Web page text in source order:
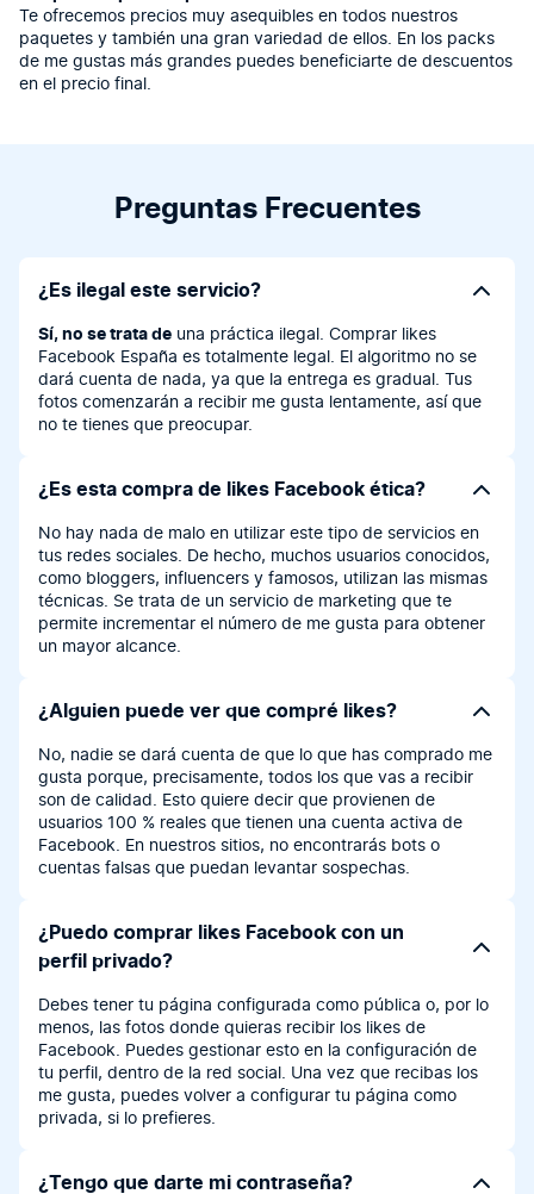
Te ofrecemos precios muy asequibles en todos nuestros
paquetes y también una gran variedad de ellos. En los packs
de me gustas más grandes puedes beneficiarte de descuentos
en el precio final.
Preguntas Frecuentes
¿Es ilegal este servicio?
Sí, no se trata deuna práctica ilegal. Comprar likes
Facebook España es totalmente legal. El algoritmo no se
dará cuenta de nada, ya que la entrega es gradual. Tus
fotos comenzarán a recibir me gusta lentamente, así que
no te tienes que preocupar.
¿Es esta compra de likes Facebook ética?
No hay nada de malo en utilizar este tipo de servicios en
tus redes sociales. De hecho, muchos usuarios conocidos,
como bloggers, influencers y famosos, utilizan las mismas
técnicas. Se trata de un servicio de marketing que te
permite incrementar el número de me gusta para obtener
un mayor alcance.
¿Alguien puede ver que compré likes?
No, nadie se dará cuenta de que lo que has comprado me
gusta porque, precisamente, todos los que vas a recibir
son de calidad. Esto quiere decir que provienen de
usuarios 100 % reales que tienen una cuenta activa de
Facebook. En nuestros sitios, no encontrarás bots o
cuentas falsas que puedan levantar sospechas.
¿Puedo comprar likes Facebook con un
perfil privado?
Debes tener tu página configurada como pública o, por lo
menos, las fotos donde quieras recibir los likes de
Facebook. Puedes gestionar esto en la configuración de
tu perfil, dentro de la red social. Una vez que recibas los
me gusta, puedes volver a configurar tu página como
privada, si lo prefieres.
¿Tengo que darte mi contraseña?